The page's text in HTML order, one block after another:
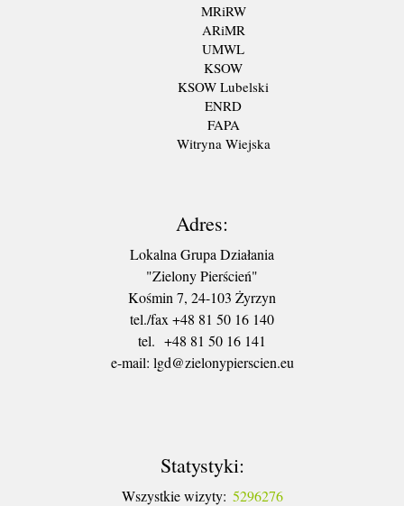
MRiRW
ARiMR
UMWL
KSOW
KSOW Lubelski
ENRD
FAPA
Witryna Wiejska
Adres:
Lokalna Grupa Działania
"Zielony Pierścień"
Kośmin 7, 24-103 Żyrzyn
tel./fax +48 81 50 16 140
tel. +48 81 50 16 141
​e-mail: lgd@zielonypierscien.eu
Statystyki:
Wszystkie wizyty: 5296276